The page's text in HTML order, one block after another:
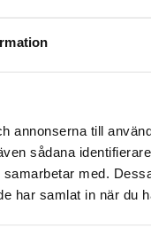
annonserna till
sådana
med.
har samlat in när du
Membership
kommunikation –